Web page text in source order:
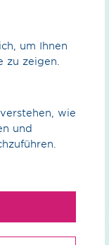
Stand
um Ihnen
zu zeigen.
wie
und